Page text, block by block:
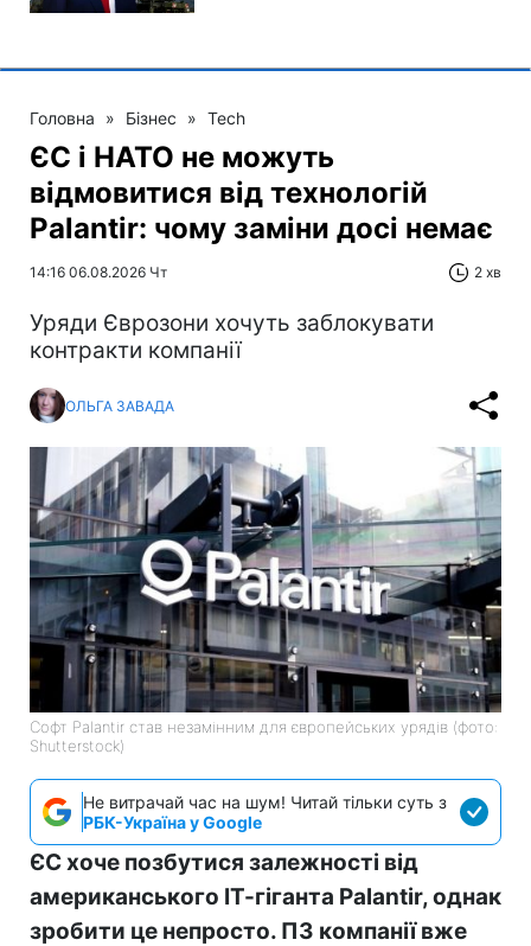
Головна » Бізнес » Tech
ЄС і НАТО не можуть
відмовитися від технологій
Palantir: чому заміни досі немає
14:16 06.08.2026 Чт 2 хв
Уряди Єврозони хочуть заблокувати
контракти компанії
ОЛЬГА ЗАВАДА
Софт Palantir став незамінним для європейських урядів (фото:
Shutterstock)
Не витрачай час на шум! Читай тільки суть з
РБК-Україна у Google
ЄС хоче позбутися залежності від
американського ІТ-гіганта Palantir, однак
зробити це непросто. ПЗ компанії вже